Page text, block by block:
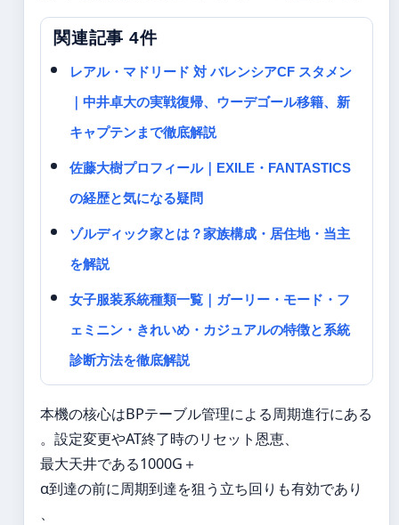
関連記事 4件
レアル・マドリード 対 バレンシアCF スタメン
｜中井卓大の実戦復帰、ウーデゴール移籍、新
キャプテンまで徹底解説
佐藤大樹プロフィール｜EXILE・FANTASTICS
の経歴と気になる疑問
ゾルディック家とは？家族構成・居住地・当主
を解説
女子服装系統種類一覧｜ガーリー・モード・フ
ェミニン・きれいめ・カジュアルの特徴と系統
診断方法を徹底解説
本機の核心はBPテーブル管理による周期進行にある
。設定変更やAT終了時のリセット恩恵、
最大天井である1000G＋
α到達の前に周期到達を狙う立ち回りも有効であり
、